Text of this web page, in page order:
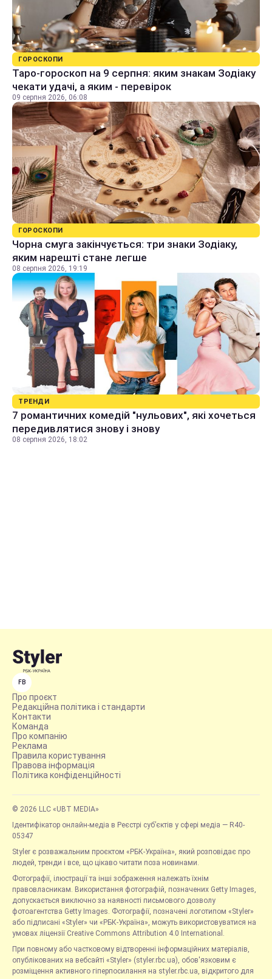
ГОРОСКОПИ
Таро-гороскоп на 9 серпня: яким знакам Зодіаку
чекати удачі, а яким - перевірок
09 серпня 2026, 06:08
ГОРОСКОПИ
Чорна смуга закінчується: три знаки Зодіаку,
яким нарешті стане легше
08 серпня 2026, 19:19
ТРЕНДИ
7 романтичних комедій "нульових", які хочеться
передивлятися знову і знову
08 серпня 2026, 18:02
FB
Про проєкт
Редакційна політика і стандарти
Контакти
Команда
Про компанію
Реклама
Правила користування
Правова інформація
Політика конфіденційності
© 2026 LLC «UBT MEDIA»
Ідентифікатор онлайн-медіа в Реєстрі суб’єктів у сфері медіа — R40-
05347
Styler є розважальним проєктом «РБК-Україна», який розповідає про
людей, тренди і все, що цікаво читати поза новинами.
Фотографії, ілюстрації та інші зображення належать їхнім
правовласникам. Використання фотографій, позначених Getty Images,
допускається виключно за наявності письмового дозволу
фотоагентства Getty Images. Фотографії, позначені логотипом «Styler»
або підписані «Styler» чи «РБК-Україна», можуть використовуватися на
умовах ліцензії Creative Commons Attribution 4.0 International.
При повному або частковому відтворенні інформаційних матеріалів,
опублікованих на вебсайті «Styler» (styler.rbc.ua), обов'язковим є
розміщення активного гіперпосилання на styler.rbc.ua, відкритого для